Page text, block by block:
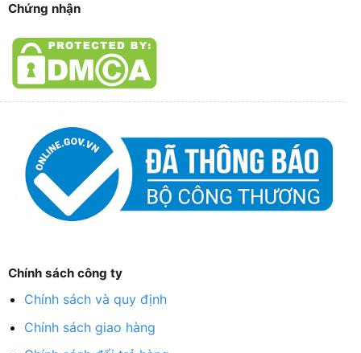
Chứng nhận
Chính sách công ty
Chính sách và quy định
Chính sách giao hàng